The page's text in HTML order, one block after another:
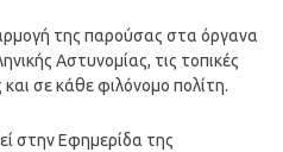
της παρούσας στα όργανα
Αστυνομίας, τις τοπικές
σε κάθε φιλόνομο πολίτη.
στην Εφημερίδα της